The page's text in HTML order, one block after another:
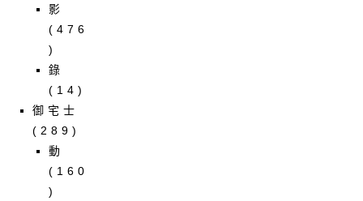
影
(476
)
錄
(14)
御宅士
(289)
動
(160
)